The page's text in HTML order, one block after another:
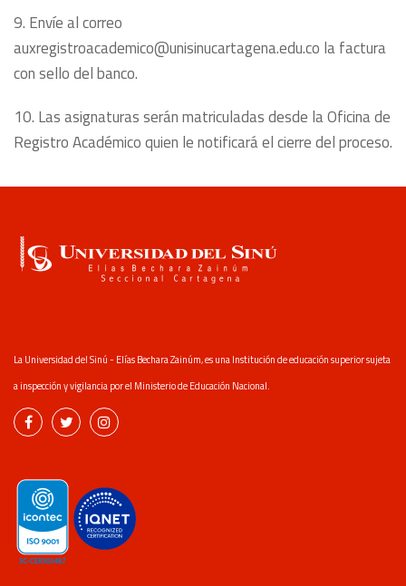
9. Envíe al correo
auxregistroacademico@unisinucartagena.edu.co la factura
con sello del banco.
10. Las asignaturas serán matriculadas desde la Oficina de
Registro Académico quien le notificará el cierre del proceso.
La Universidad del Sinú - Elías Bechara Zainúm, es una Institución de educación superior sujeta
a inspección y vigilancia por el Ministerio de Educación Nacional.